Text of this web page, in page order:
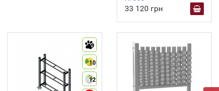
33 120 грн
9
10
12